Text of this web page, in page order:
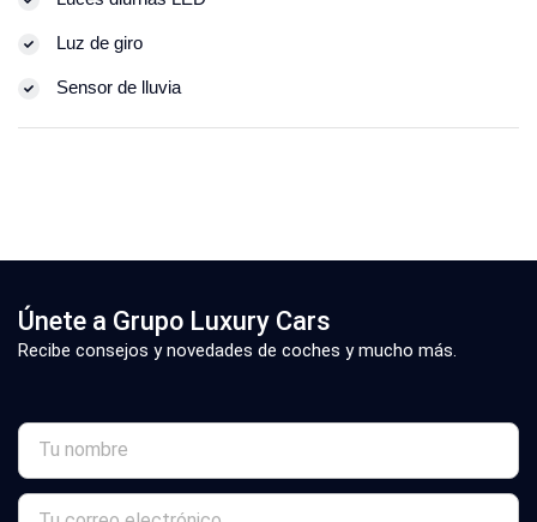
Luz de giro
Sensor de lluvia
Únete a Grupo Luxury Cars
Recibe consejos y novedades de coches y mucho más.